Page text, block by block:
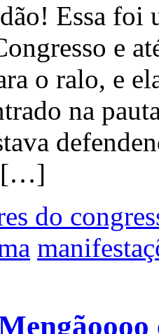
Essa foi
e
o ralo, e
na
[…]
do